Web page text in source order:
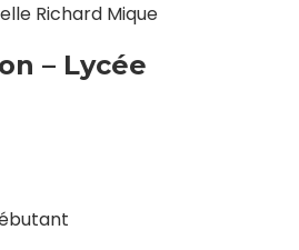
Richard Mique
– Lycée